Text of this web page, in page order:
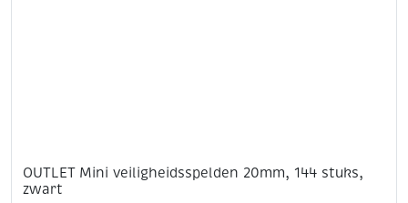
OUTLET Mini veiligheidsspelden 20mm, 144 stuks,
zwart